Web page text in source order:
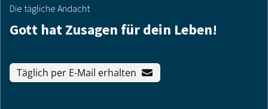
Die tägliche Andacht
Gott hat Zusagen für dein Leben!
Täglich per E-Mail erhalten